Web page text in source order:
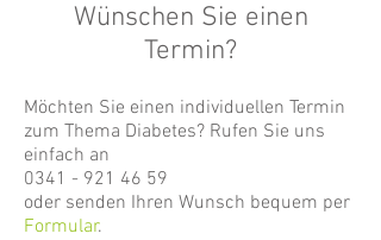
Wünschen Sie einen
Termin?
Möchten Sie einen individuellen Termin
zum Thema Diabetes? Rufen Sie uns
einfach an
0341 - 921 46 59
oder senden Ihren Wunsch bequem per
Formular.